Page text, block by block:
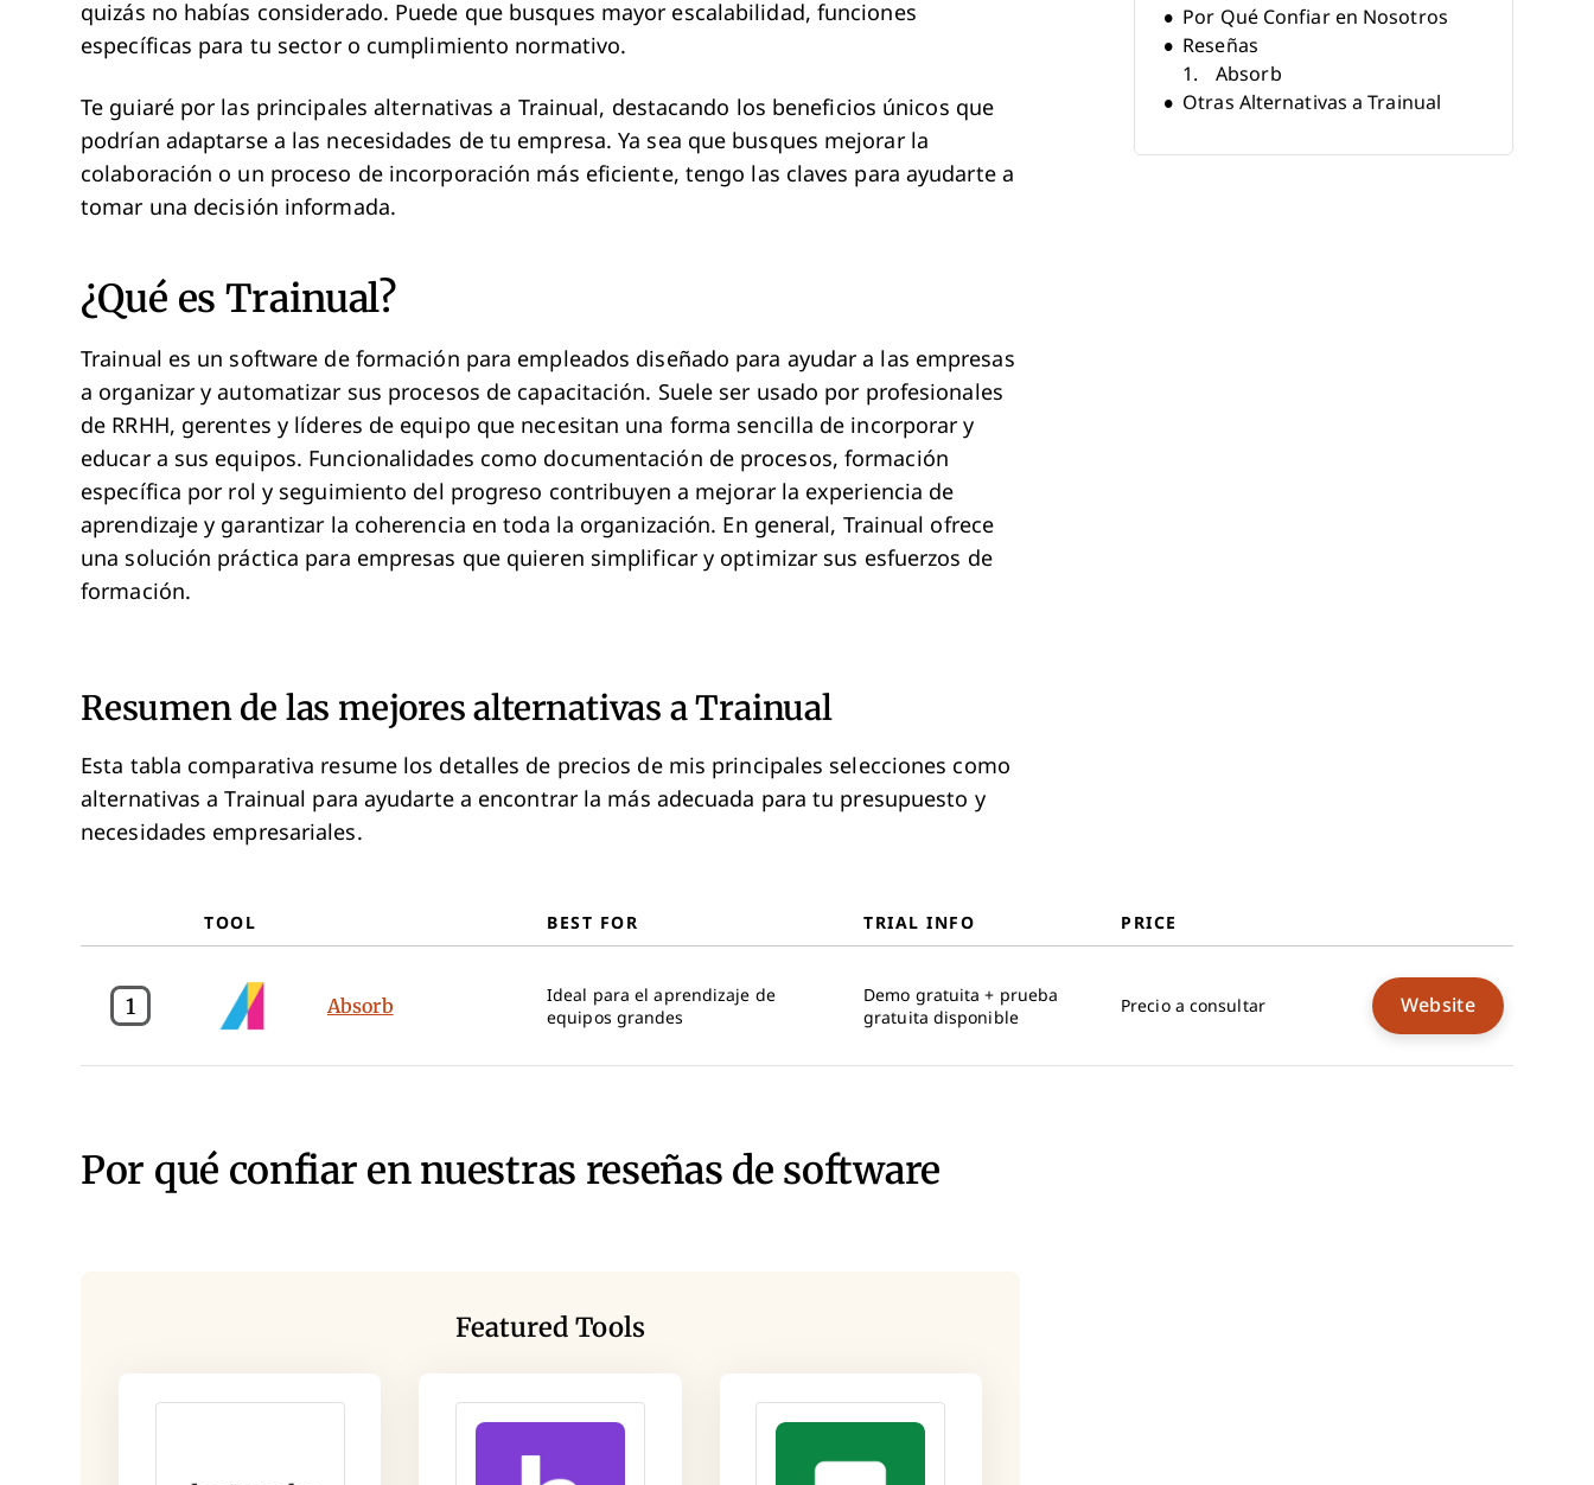
quizás no habías considerado. Puede que busques mayor escalabilidad, funciones
específicas para tu sector o cumplimiento normativo.
Te guiaré por las principales alternativas a Trainual, destacando los beneficios únicos que
podrían adaptarse a las necesidades de tu empresa. Ya sea que busques mejorar la
colaboración o un proceso de incorporación más eficiente, tengo las claves para ayudarte a
tomar una decisión informada.
¿Qué es Trainual?
Trainual es un software de formación para empleados diseñado para ayudar a las empresas
a organizar y automatizar sus procesos de capacitación. Suele ser usado por profesionales
de RRHH, gerentes y líderes de equipo que necesitan una forma sencilla de incorporar y
educar a sus equipos. Funcionalidades como documentación de procesos, formación
específica por rol y seguimiento del progreso contribuyen a mejorar la experiencia de
aprendizaje y garantizar la coherencia en toda la organización. En general, Trainual ofrece
una solución práctica para empresas que quieren simplificar y optimizar sus esfuerzos de
formación.
Resumen de las mejores alternativas a Trainual
Esta tabla comparativa resume los detalles de precios de mis principales selecciones como
alternativas a Trainual para ayudarte a encontrar la más adecuada para tu presupuesto y
necesidades empresariales.
TOOL BEST FOR TRIAL INFO PRICE
1 Absorb
Ideal para el aprendizaje de
equipos grandes
Demo gratuita + prueba
gratuita disponible
Precio a consultar Website
Por qué confiar en nuestras reseñas de software
Featured Tools
Por Qué Confiar en Nosotros
Reseñas
Absorb
Otras Alternativas a Trainual
Criterios de Selección